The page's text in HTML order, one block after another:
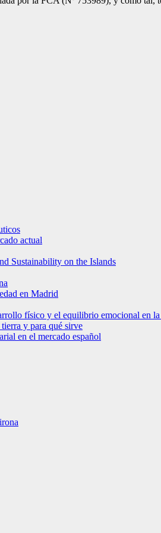
actual
Sustainability on the Islands
en Madrid
físico y el equilibrio emocional en
y para qué sirve
en el mercado español